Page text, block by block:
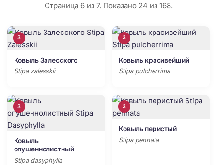
Страница 6 из 7. Показано 24 из 168.
3
Ковыль Залесского
Stipa zalesskii
3
Ковыль красивейший
Stipa pulcherrima
3
Ковыль
опушеннолистный
Stipa dasyphylla
3
Ковыль перистый
Stipa pennata